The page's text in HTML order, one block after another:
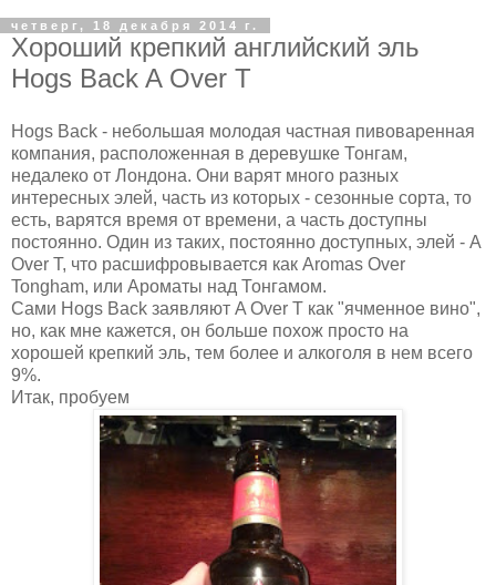
четверг, 18 декабря 2014 г.
Хороший крепкий английский эль
Hogs Back A Over T
Hogs Back - небольшая молодая частная пивоваренная
компания, расположенная в деревушке Тонгам,
недалеко от Лондона. Они варят много разных
интересных элей, часть из которых - сезонные сорта, то
есть, варятся время от времени, а часть доступны
постоянно. Один из таких, постоянно доступных, элей - A
Over T, что расшифровывается как Aromas Over
Tongham, или Ароматы над Тонгамом.
Сами Hogs Back заявляют A Over T как "ячменное вино",
но, как мне кажется, он больше похож просто на
хорошей крепкий эль, тем более и алкоголя в нем всего
9%.
Итак, пробуем